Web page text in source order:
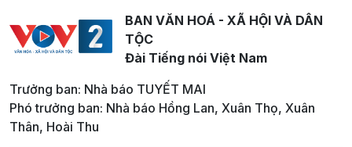
BAN VĂN HOÁ - XÃ HỘI VÀ DÂN
TỘC
Đài Tiếng nói Việt Nam
Trưởng ban: Nhà báo TUYẾT MAI
Phó trưởng ban: Nhà báo Hồng Lan, Xuân Thọ, Xuân
Thân, Hoài Thu